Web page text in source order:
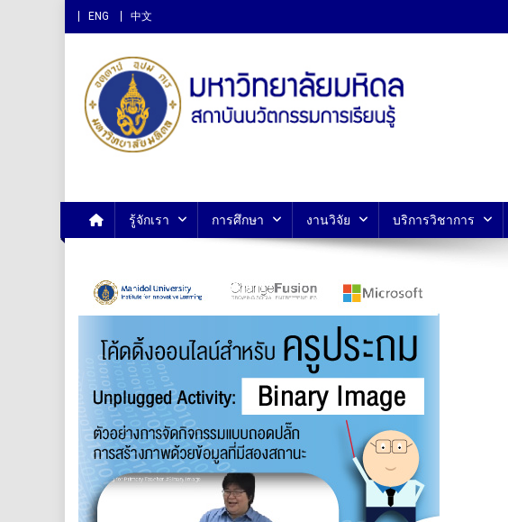
ENG 中文
สถาบันนวัตกรรมการเรียนรู้ ม.มหิดล
รู้จักเรา การศึกษา งานวิจัย บริการวิชาการ